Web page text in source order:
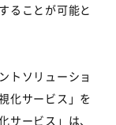
ることが可能と
トソリューショ
化サービス」を
サービス」は、